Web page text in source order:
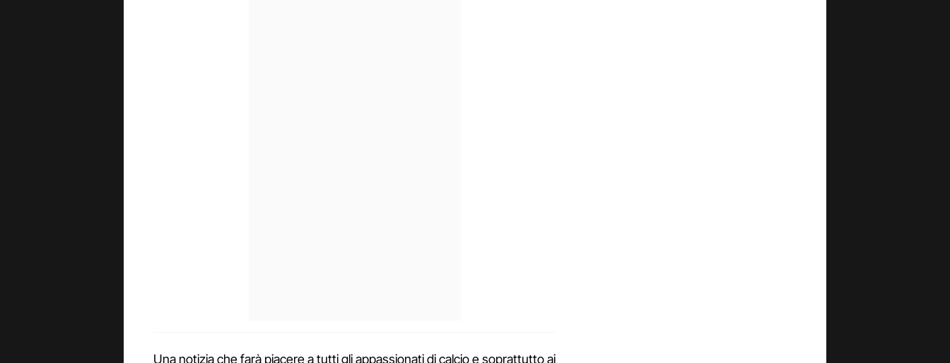
Una notizia che farà piacere a tutti gli appassionati di calcio e soprattutto ai